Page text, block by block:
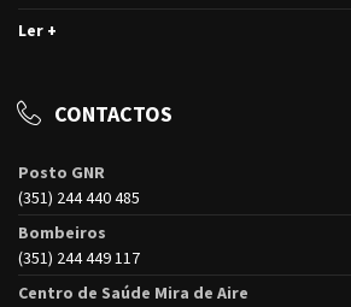
Ler +
CONTACTOS
Posto GNR
(351) 244 440 485
Bombeiros
(351) 244 449 117
Centro de Saúde Mira de Aire